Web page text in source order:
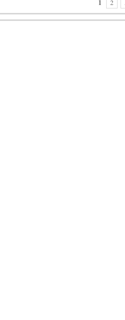
1 2